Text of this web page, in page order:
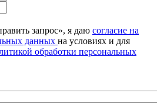
запрос», я даю согласие на
данных на условиях и для
обработки персональных